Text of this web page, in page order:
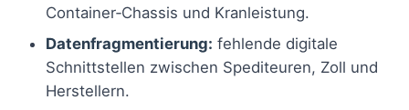
Container‑Chassis und Kranleistung.
Datenfragmentierung: fehlende digitale
Schnittstellen zwischen Spediteuren, Zoll und
Herstellern.